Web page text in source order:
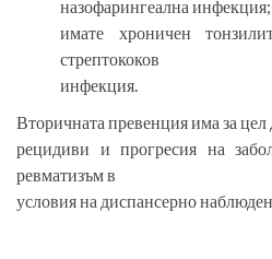
назофарингеална инфекция;
имате хроничен
стрептококов
инфекция.
Вторичната превенция има за цел
рецидиви и прогресия на
ревматизъм в
условия на диспансерно